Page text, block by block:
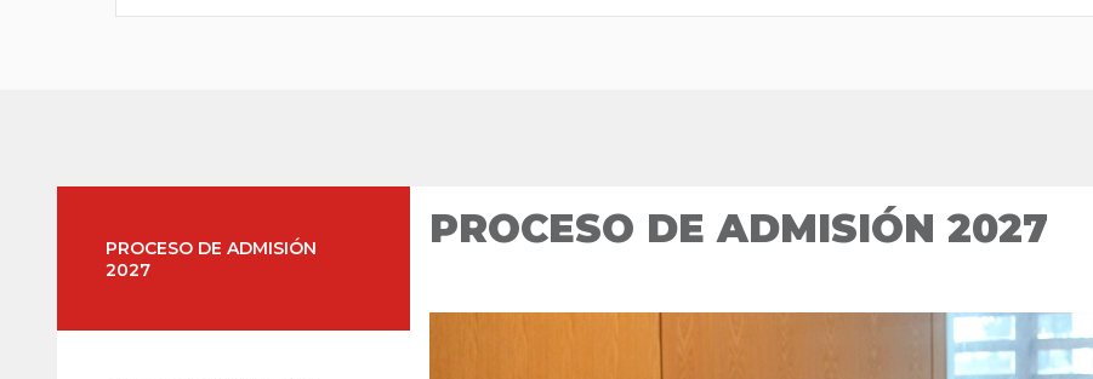
PROCESO DE ADMISIÓN
2027
PROCESO DE ADMISIÓN 2027